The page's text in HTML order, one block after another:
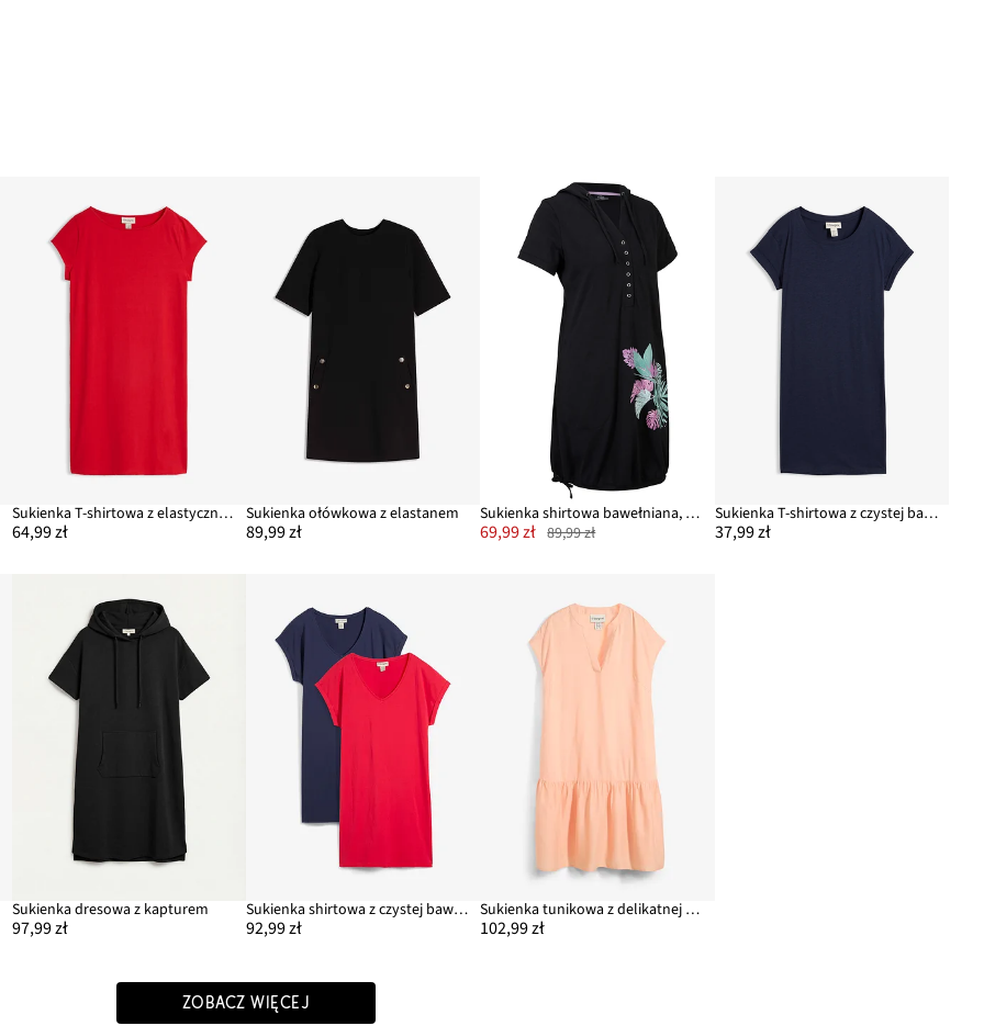
Sukienka T-shirtowa z elastycznej mieszanki bawełny
64,99 zł
Sukienka ołówkowa z elastanem
89,99 zł
Sukienka shirtowa bawełniana, krótki rękaw
69,99 zł 89,99 zł
Sukienka T-shirtowa z czystej bawełny organicznej
37,99 zł
Sukienka dresowa z kapturem
97,99 zł
Sukienka shirtowa z czystej bawełny organicznej (2-pak)
92,99 zł
Sukienka tunikowa z delikatnej wiskozy
102,99 zł
ZOBACZ WIĘCEJ